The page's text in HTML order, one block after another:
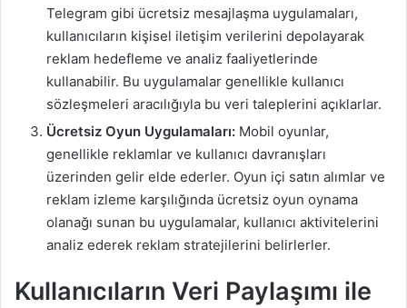
Telegram gibi ücretsiz mesajlaşma uygulamaları,
kullanıcıların kişisel iletişim verilerini depolayarak
reklam hedefleme ve analiz faaliyetlerinde
kullanabilir. Bu uygulamalar genellikle kullanıcı
sözleşmeleri aracılığıyla bu veri taleplerini açıklarlar.
Ücretsiz Oyun Uygulamaları: Mobil oyunlar,
genellikle reklamlar ve kullanıcı davranışları
üzerinden gelir elde ederler. Oyun içi satın alımlar ve
reklam izleme karşılığında ücretsiz oyun oynama
olanağı sunan bu uygulamalar, kullanıcı aktivitelerini
analiz ederek reklam stratejilerini belirlerler.
Kullanıcıların Veri Paylaşımı ile